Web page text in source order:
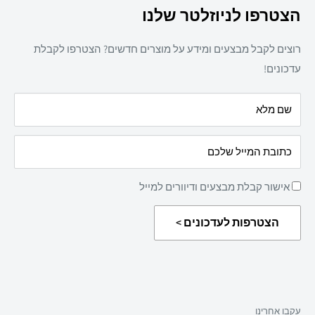
חד פעמי
מזון
מאמרים
תקנון אתר
מדיניות פרטיות
מדיניות החזרת מוצרים
הצטרפו לניוזלטר שלנו
רוצים לקבל מבצעים ומידע על מוצרים חדשים? הצטרפו לקבלת
עדכונים!
שם מלא
כתובת המייל שלכם
אישור קבלת מבצעים ודיוורים למייל
הצטרפות לעדכונים >
עקבו אחרינו